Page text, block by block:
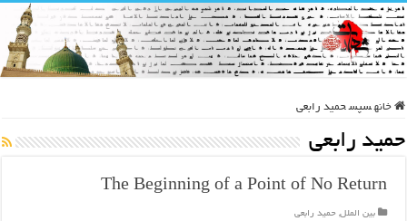
خانه سپس حمید رابعی
حمید رابعی
The Beginning of a Point of No Return
بین الملل, حمید رابعی